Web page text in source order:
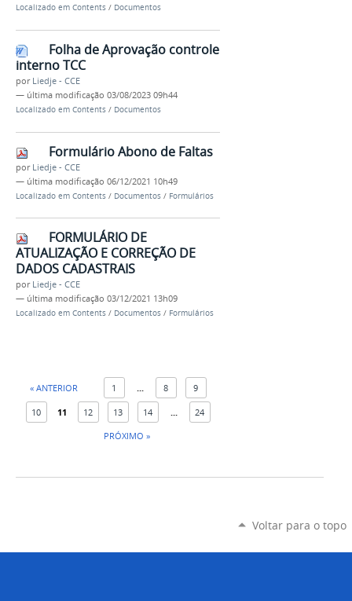
Localizado em Contents / Documentos
Folha de Aprovação controle
interno TCC
por Liedje - CCE
— última modificação 03/08/2023 09h44
Localizado em Contents / Documentos
Formulário Abono de Faltas
por Liedje - CCE
— última modificação 06/12/2021 10h49
Localizado em Contents / Documentos / Formulários
FORMULÁRIO DE
ATUALIZAÇÃO E CORREÇÃO DE
DADOS CADASTRAIS
por Liedje - CCE
— última modificação 03/12/2021 13h09
Localizado em Contents / Documentos / Formulários
« ANTERIOR 1 ... 8 9
10 11 12 13 14 ...
24
PRÓXIMO »
Voltar para o topo